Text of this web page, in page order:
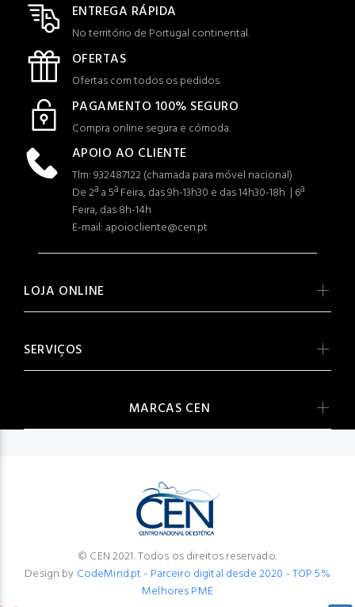
ENTREGA RÁPIDA
No território de Portugal continental.
OFERTAS
Ofertas com todos os pedidos.
PAGAMENTO 100% SEGURO
Compra online segura e cómoda.
APOIO AO CLIENTE
Tlm: 932487122 (chamada para móvel nacional)
De 2ª a 5ª Feira, das 9h-13h30 e das 14h30-18h | 6ª
Feira, das 8h-14h
E-mail: apoiocliente@cen.pt
LOJA ONLINE
SERVIÇOS
MARCAS CEN
© CEN 2021. Todos os direitos reservado.
Design by CodeMind.pt - Parceiro digital desde 2020 - TOP 5%
Melhores PME